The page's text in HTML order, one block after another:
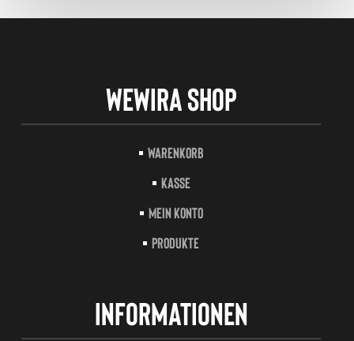
Wewira Shop
Warenkorb
Kasse
Mein Konto
Produkte
Informationen